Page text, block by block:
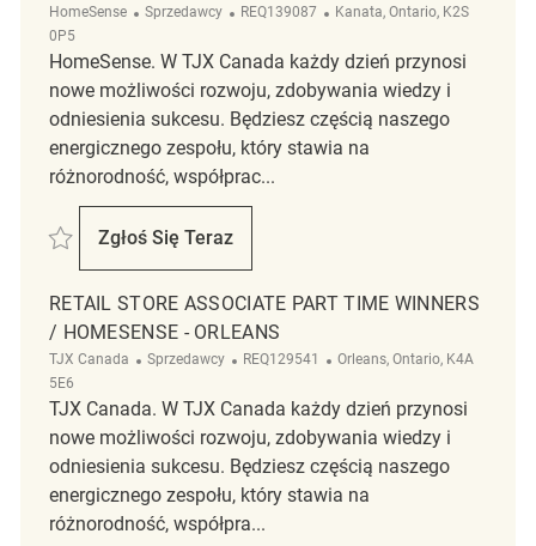
HomeSense Kategoria
Sprzedawcy ReqId
REQ139087 Lokalizacja
Kanata, Ontario, K2S
0P5
HomeSense. W TJX Canada każdy dzień przynosi
nowe możliwości rozwoju, zdobywania wiedzy i
odniesienia sukcesu. Będziesz częścią naszego
energicznego zespołu, który stawia na
różnorodność, współprac...
Zapisać Retail Store Associate Part Time Homesense - Kanata
Zgłoś Się Teraz
Retail Store Associate Part Time
RETAIL STORE ASSOCIATE PART TIME WINNERS
/ HOMESENSE - ORLEANS
TJX Canada Kategoria
Sprzedawcy ReqId
REQ129541 Lokalizacja
Orleans, Ontario, K4A
5E6
TJX Canada. W TJX Canada każdy dzień przynosi
nowe możliwości rozwoju, zdobywania wiedzy i
odniesienia sukcesu. Będziesz częścią naszego
energicznego zespołu, który stawia na
różnorodność, współpra...